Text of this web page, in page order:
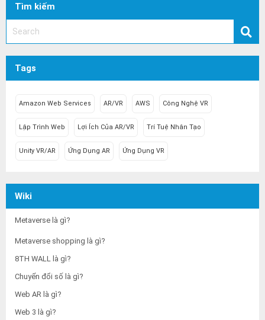
Tìm kiếm
Tags
Amazon Web Services AR/VR AWS Công Nghệ VR
Lập Trình Web Lợi Ích Của AR/VR Trí Tuệ Nhân Tạo
Unity VR/AR Ứng Dụng AR Ứng Dụng VR
Wiki
Metaverse là gì?
Metaverse shopping là gì?
8TH WALL là gì?
Chuyển đổi số là gì?
Web AR là gì?
Web 3 là gì?